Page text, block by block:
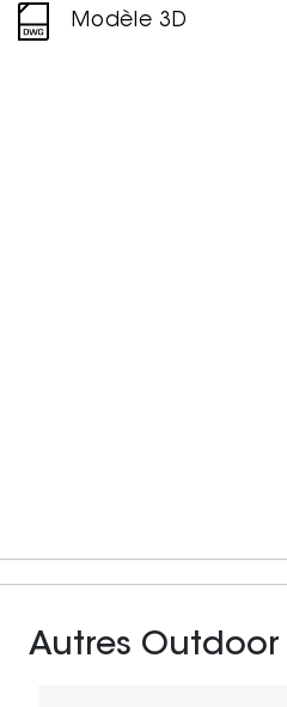
Modèle 3D
Autres Outdoor